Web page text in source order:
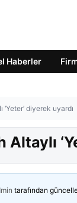
Haberler
diyerek uyardı
tarafından